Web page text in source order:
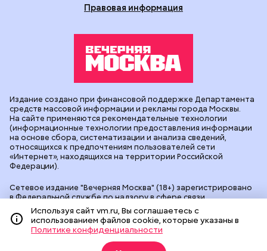
Правовая информация
Сетевое издание "Вечерняя Москва" (18+) зарегистрировано
в Федеральной службе по надзору в сфере связи,
информационных технологий и массовых коммуникаций
(Роскомнадзор). Свидетельство о регистрации ЭЛ № ФС 77 -
90524 от 09.12.2025. Учредитель: АО "Редакция газеты
"Вечерняя Москва". Главный редакторvm.ru
Геннадьевич Глуходедов. Адрес редакции: 127015, г.Москва,
Издание создано при финансовой поддержке Департамента
средств массовой информации и рекламы города Москвы.
На сайте применяются рекомендательные технологии
(информационные технологии предоставления информации
на основе сбора, систематизации и анализа сведений,
относящихся к предпочтениям пользователей сети
«Интернет», находящихся на территории Российской
Федерации).
Используя сайт vm.ru, Вы соглашаетесь с
использованием файлов cookie, которые указаны в
Политике конфиденциальности